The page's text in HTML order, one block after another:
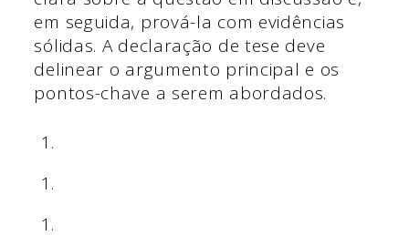
em seguida, prová-la com evidências
sólidas. A declaração de tese deve
delinear o argumento principal e os
pontos-chave a serem abordados.